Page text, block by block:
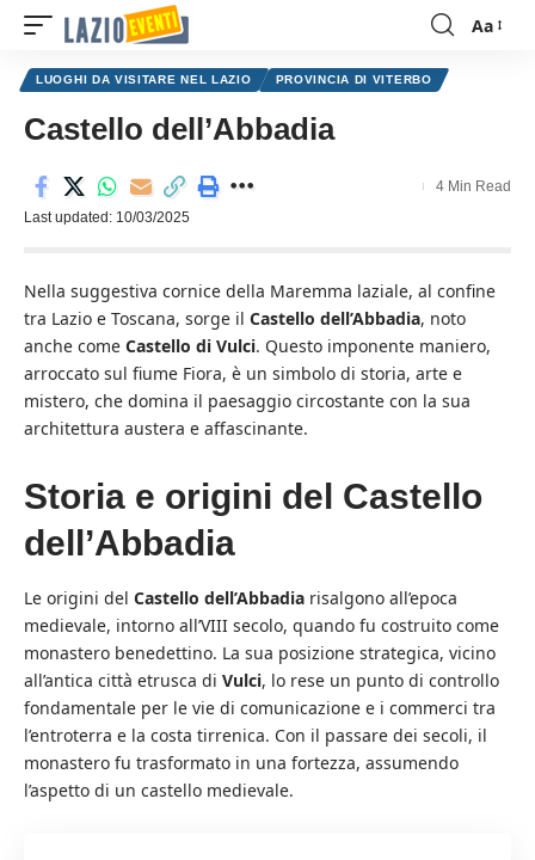
Font
Aa
LUOGHI DA VISITARE NEL LAZIO PROVINCIA DI VITERBO
Castello dell’Abbadia
Last updated: 10/03/2025
4 Min Read
Nella suggestiva cornice della Maremma laziale, al confine
tra Lazio e Toscana, sorge il Castello dell’Abbadia, noto
anche come Castello di Vulci. Questo imponente maniero,
arroccato sul fiume Fiora, è un simbolo di storia, arte e
mistero, che domina il paesaggio circostante con la sua
architettura austera e affascinante.
Storia e origini del Castello
dell’Abbadia
Le origini del Castello dell’Abbadia risalgono all’epoca
medievale, intorno all’VIII secolo, quando fu costruito come
monastero benedettino. La sua posizione strategica, vicino
all’antica città etrusca di Vulci, lo rese un punto di controllo
fondamentale per le vie di comunicazione e i commerci tra
l’entroterra e la costa tirrenica. Con il passare dei secoli, il
monastero fu trasformato in una fortezza, assumendo
l’aspetto di un castello medievale.